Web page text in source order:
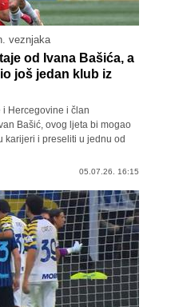
veznjaka
od Ivana Bašića, a
još jedan klub iz
i Hercegovine i član
Bašić, ovog ljeta bi mogao
karijeri i preseliti u jednu od
05.07.26. 16:15